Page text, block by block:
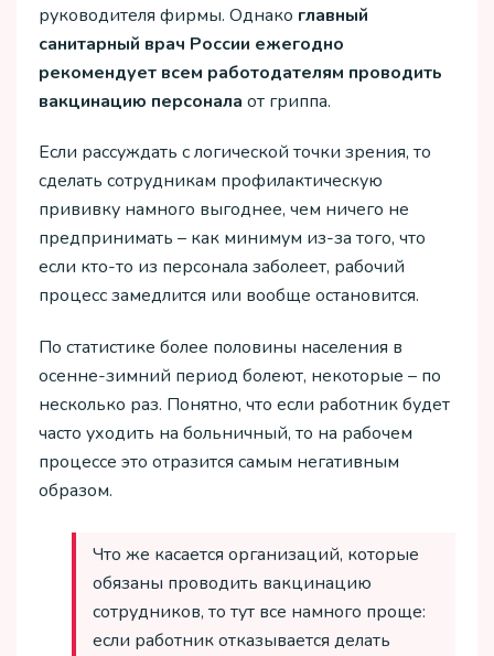
руководителя фирмы. Однако главный
санитарный врач России ежегодно
рекомендует всем работодателям проводить
вакцинацию персонала от гриппа.
Если рассуждать с логической точки зрения, то
сделать сотрудникам профилактическую
прививку намного выгоднее, чем ничего не
предпринимать – как минимум из-за того, что
если кто-то из персонала заболеет, рабочий
процесс замедлится или вообще остановится.
По статистике более половины населения в
осенне-зимний период болеют, некоторые – по
несколько раз. Понятно, что если работник будет
часто уходить на больничный, то на рабочем
процессе это отразится самым негативным
образом.
Что же касается организаций, которые
обязаны проводить вакцинацию
сотрудников, то тут все намного проще:
если работник отказывается делать